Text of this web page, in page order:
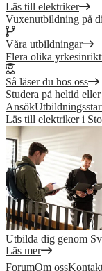
Läs till elektriker
Vuxenutbildning på
Våra utbildningar
Flera olika
Så läser du hos oss
Studera på heltid
Ansök
Läs till elektriker i
Utbilda dig genom
Läs mer
ForumOm oss